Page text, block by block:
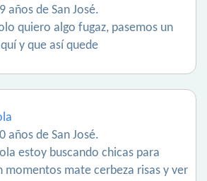
años de San José.
quiero algo fugaz, pasemos un
y que así quede
años de San José.
estoy buscando chicas para
momentos mate cerbeza risas y ver